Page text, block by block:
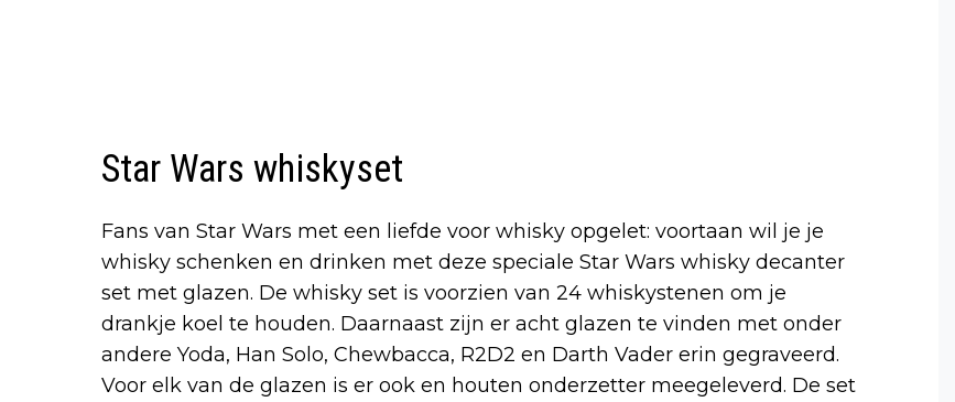
Star Wars whiskyset
Fans van Star Wars met een liefde voor whisky opgelet: voortaan wil je je
whisky schenken en drinken met deze speciale Star Wars whisky decanter
set met glazen. De whisky set is voorzien van 24 whiskystenen om je
drankje koel te houden. Daarnaast zijn er acht glazen te vinden met onder
andere Yoda, Han Solo, Chewbacca, R2D2 en Darth Vader erin gegraveerd.
Voor elk van de glazen is er ook en houten onderzetter meegeleverd. De set